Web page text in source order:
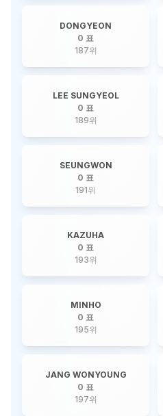
DONGYEON
0 표
187위
LEE SUNGYEOL
0 표
189위
SEUNGWON
0 표
191위
KAZUHA
0 표
193위
MINHO
0 표
195위
JANG WONYOUNG
0 표
197위